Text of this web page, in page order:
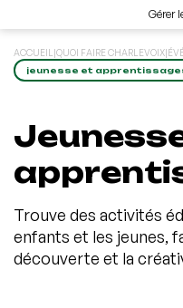
Gérer
ACCUEIL |QUOI FAIRE CHARLEVOIX|
jeunesse et
Trouve des activités
enfants et les jeunes,
découverte et la